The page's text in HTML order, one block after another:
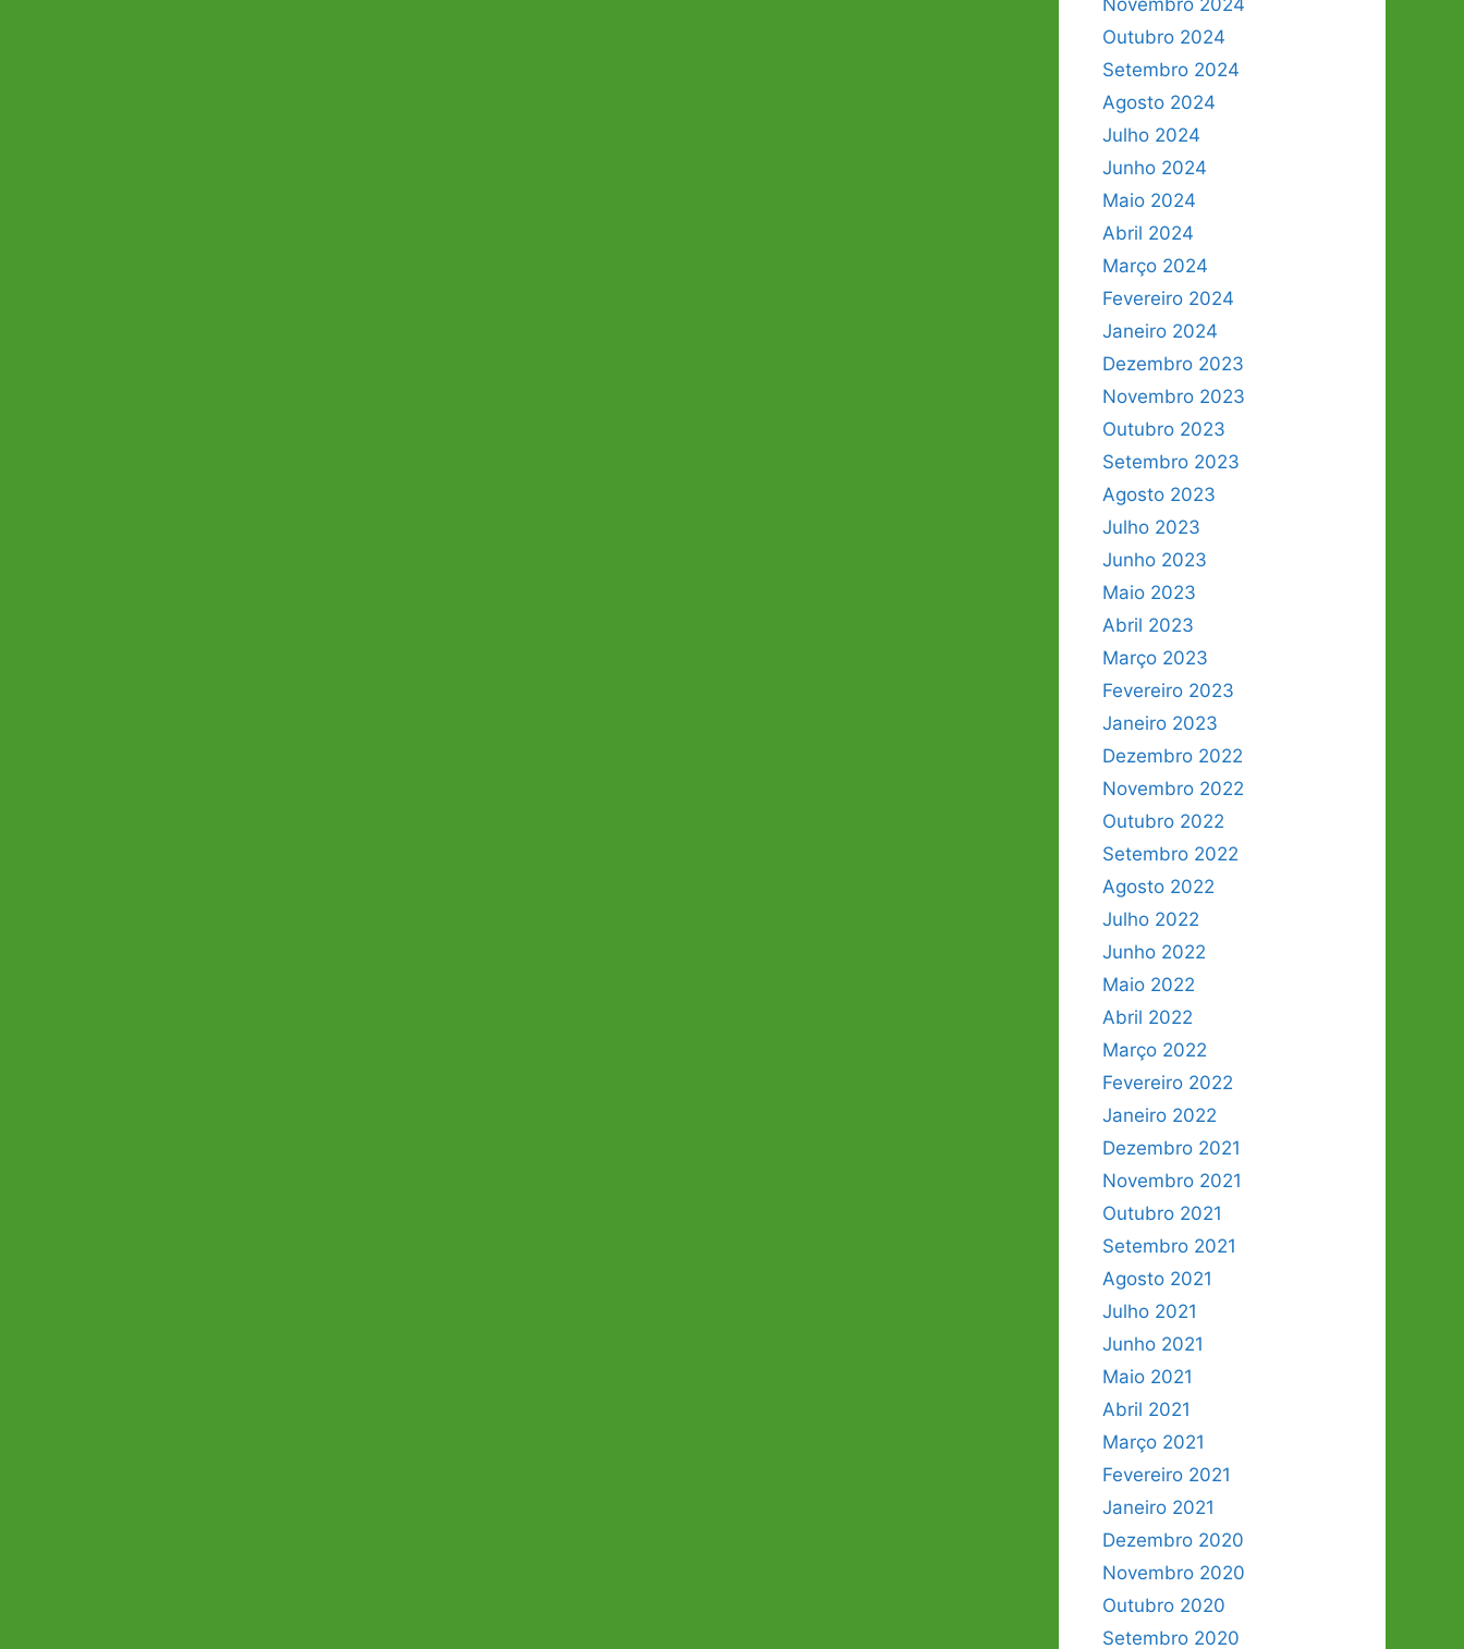
Novembro 2024
Outubro 2024
Setembro 2024
Agosto 2024
Julho 2024
Junho 2024
Maio 2024
Abril 2024
Março 2024
Fevereiro 2024
Janeiro 2024
Dezembro 2023
Novembro 2023
Outubro 2023
Setembro 2023
Agosto 2023
Julho 2023
Junho 2023
Maio 2023
Abril 2023
Março 2023
Fevereiro 2023
Janeiro 2023
Dezembro 2022
Novembro 2022
Outubro 2022
Setembro 2022
Agosto 2022
Julho 2022
Junho 2022
Maio 2022
Abril 2022
Março 2022
Fevereiro 2022
Janeiro 2022
Dezembro 2021
Novembro 2021
Outubro 2021
Setembro 2021
Agosto 2021
Julho 2021
Junho 2021
Maio 2021
Abril 2021
Março 2021
Fevereiro 2021
Janeiro 2021
Dezembro 2020
Novembro 2020
Outubro 2020
Setembro 2020